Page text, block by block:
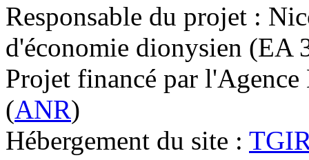
Responsable du projet :
d'économie dionysien
Projet financé par l'Agence
(ANR)
Hébergement du site :